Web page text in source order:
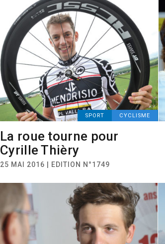
SPORT CYCLISME
La roue tourne pour
Cyrille Thièry
25 MAI 2016 | EDITION N°1749